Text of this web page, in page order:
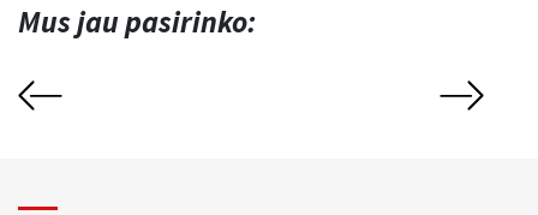
Mus jau pasirinko: